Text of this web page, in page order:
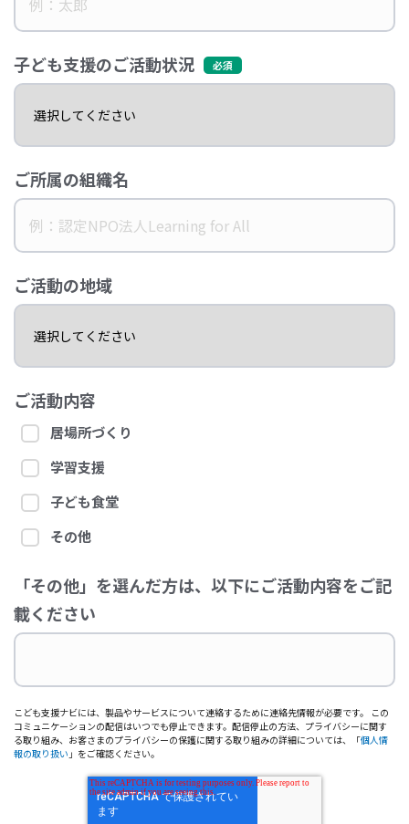
子ども支援のご活動状況
ご所属の組織名
ご活動の地域
ご活動内容
居場所づくり
学習支援
子ども食堂
その他
「その他」を選んだ方は、以下にご活動内容をご記
載ください
こども支援ナビには、製品やサービスについて連絡するために連絡先情報が必要です。 この
コミュニケーションの配信はいつでも停止できます。配信停止の方法、プライバシーに関す
る取り組み、お客さまのプライバシーの保護に関する取り組みの詳細については、「個人情
報の取り扱い 」をご確認ください。